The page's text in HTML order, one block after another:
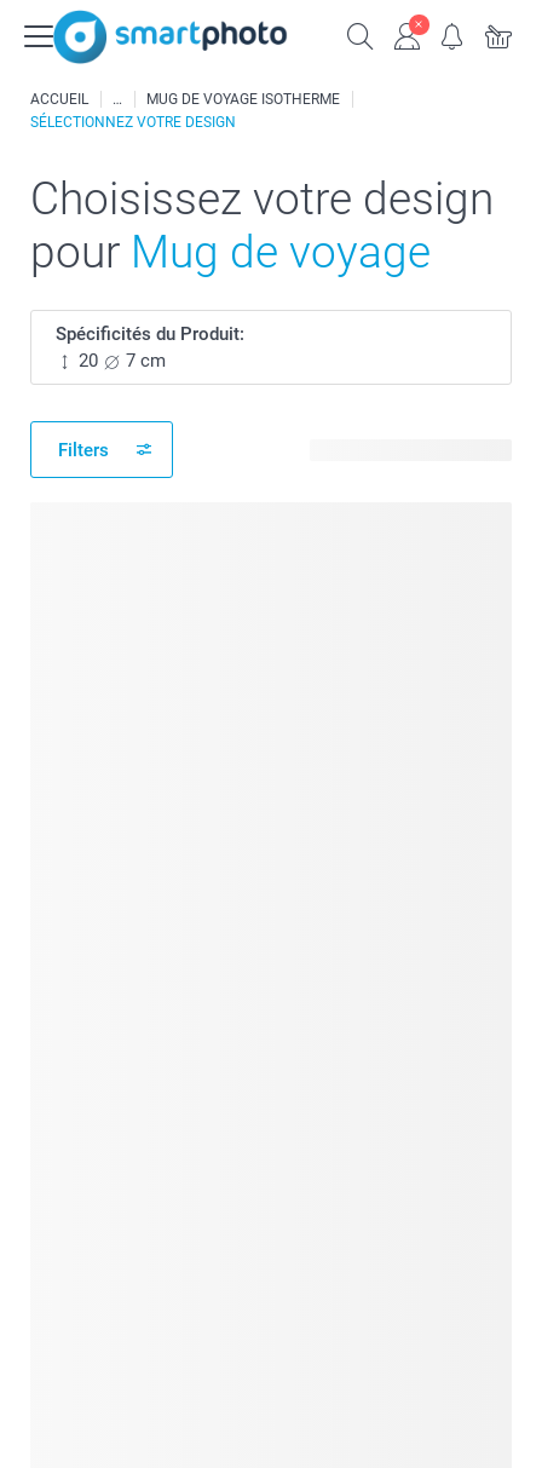
ACCUEIL
MUG DE VOYAGE ISOTHERME
SÉLECTIONNEZ VOTRE DESIGN
Choisissez votre design
pour Mug de voyage
Spécificités du Produit:
20
7 cm
Filters